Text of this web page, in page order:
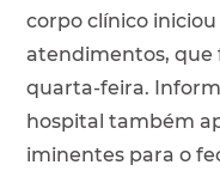
corpo clínico
atendimentos, que
quarta-feira.
hospital também
iminentes para o